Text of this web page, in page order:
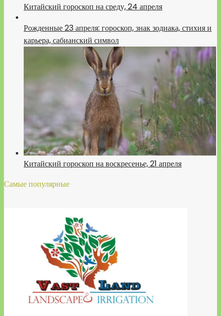
Китайский гороскоп на среду, 24 апреля
Рожденные 23 апреля: гороскоп, знак зодиака, стихия и
карьера, сабианский символ
Китайский гороскоп на воскресенье, 21 апреля
Самые популярные